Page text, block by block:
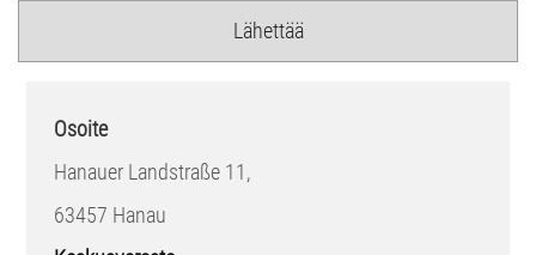
Osoite
Hanauer Landstraße 11,
63457 Hanau